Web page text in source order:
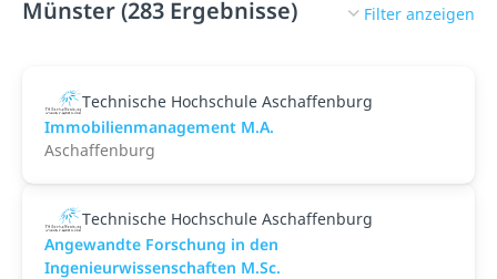
Münster (283 Ergebnisse) Filter anzeigen
Technische Hochschule Aschaffenburg
Immobilienmanagement M.A.
Aschaffenburg
Technische Hochschule Aschaffenburg
Angewandte Forschung in den
Ingenieurwissenschaften M.Sc.